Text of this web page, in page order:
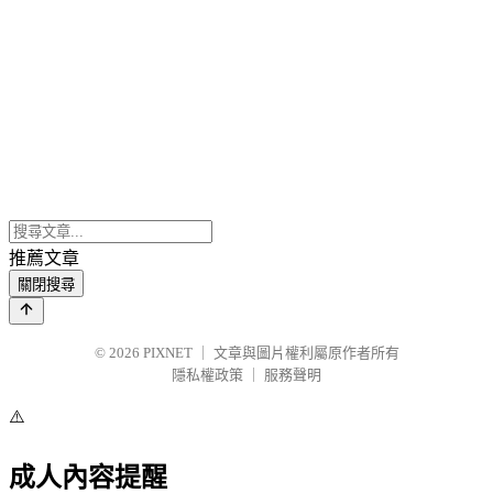
推薦文章
關閉搜尋
© 2026 PIXNET
文章與圖片權利屬原作者所有
隱私權政策
服務聲明
⚠️
成人內容提醒